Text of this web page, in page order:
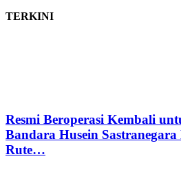
TERKINI
Resmi Beroperasi Kembali
Bandara Husein
Rute…